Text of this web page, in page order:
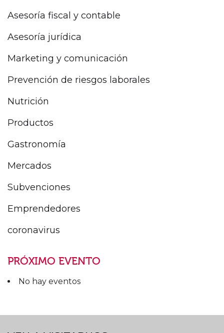
Asesoría fiscal y contable
Asesoría jurídica
Marketing y comunicación
Prevención de riesgos laborales
Nutrición
Productos
Gastronomía
Mercados
Subvenciones
Emprendedores
coronavirus
PRÓXIMO EVENTO
No hay eventos